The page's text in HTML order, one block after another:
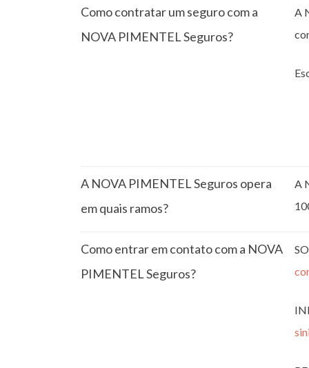
Como contratar um seguro com a
NOVA PIMENTEL Seguros?
A
A NOVA PIMENTEL Seguros opera
em quais ramos?
A
Como entrar em contato com a NOVA
PIMENTEL Seguros?